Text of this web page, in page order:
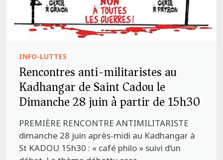
INFO-LUTTES
Rencontres anti-militaristes au
Kadhangar de Saint Cadou le
Dimanche 28 juin à partir de 15h30
PREMIÈRE RENCONTRE ANTIMILITARISTE
dimanche 28 juin après-midi au Kadhangar à
St KADOU 15h30 : « café philo » suivi d’un